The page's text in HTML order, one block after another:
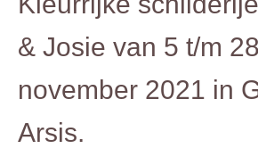
& Josie van 5 t/m 28
november 2021 in
Arsis.